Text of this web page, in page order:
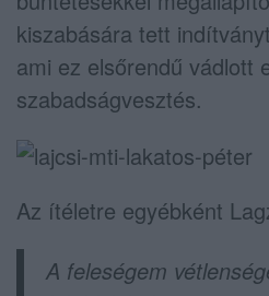
kiszabására tett
ami ez elsőrendű vádlott
szabadságvesztés.
Az ítéletre egyébként
A feleségem